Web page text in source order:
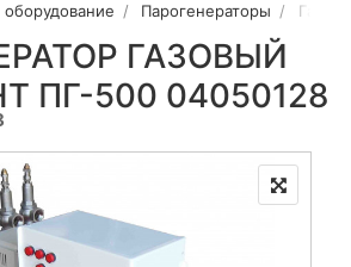
Парогенераторы
ГАЗОВЫЙ
ПГ-500 04050128